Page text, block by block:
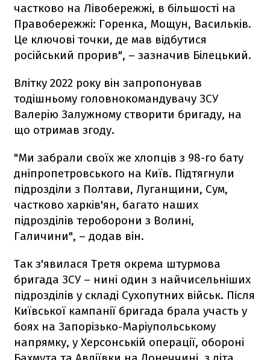
частково на Лівобережжі, в більшості на
Правобережжі: Горенка, Мощун, Васильків.
Це ключові точки, де мав відбутися
російський прорив", – зазначив Білецький.
Влітку 2022 року він запропонував
тодішньому головнокомандувачу ЗСУ
Валерію Залужному створити бригаду, на
що отримав згоду.
"Ми забрали своїх же хлопців з 98-го бату
дніпропетровського на Київ. Підтягнули
підрозділи з Полтави, Луганщини, Сум,
частково харків'ян, багато наших
підрозділів тероборони з Волині,
Галичини", – додав він.
Так з'явилася Третя окрема штурмова
бригада ЗСУ – нині один з найчисельніших
підрозділів у складі Сухопутних військ. Після
Київської кампанії бригада брала участь у
боях на Запорізько-Маріупольському
напрямку, у Херсонській операції, обороні